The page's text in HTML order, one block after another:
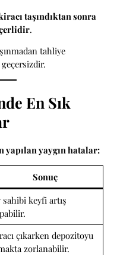
taşındıktan sonra
.
tahliye
En Sık
yapılan yaygın hatalar:
Sonuç
sahibi keyfi artış
çıkarken depozitoyu
zorlanabilir.